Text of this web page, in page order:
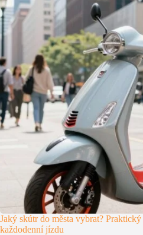
Jaký skútr do města vybrat?
každodenní jízdu